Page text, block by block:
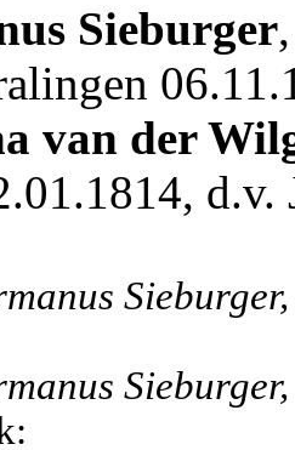
Sieburger
van der
d.v.